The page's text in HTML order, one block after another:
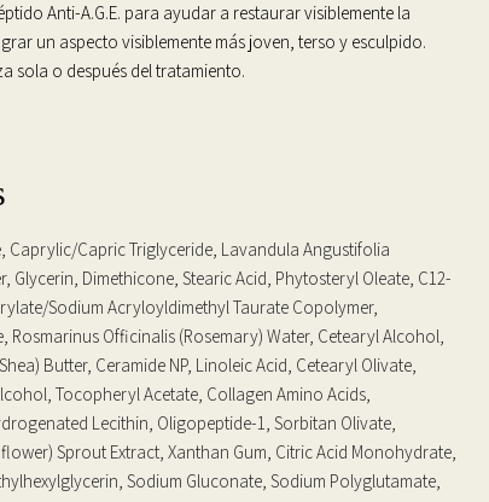
Anti-A.G.E. para ayudar a restaurar visiblemente la
un aspecto visiblemente más joven, terso y esculpido.
sola o después del tratamiento.
Caprylic/Capric Triglyceride, Lavandula Angustifolia
Glycerin, Dimethicone, Stearic Acid, Phytosteryl Oleate, C12-
Sodium Acryloyldimethyl Taurate Copolymer,
Rosmarinus Officinalis (Rosemary) Water, Cetearyl Alcohol,
Butter, Ceramide NP, Linoleic Acid, Cetearyl Olivate,
Tocopheryl Acetate, Collagen Amino Acids,
Lecithin, Oligopeptide-1, Sorbitan Olivate,
Sprout Extract, Xanthan Gum, Citric Acid Monohydrate,
Sodium Gluconate, Sodium Polyglutamate,